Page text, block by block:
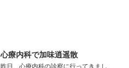
心療内科で加味逍遥散
昨日、心療内科の診察に行ってきまし